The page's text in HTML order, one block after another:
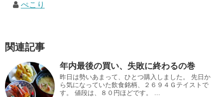
ぺこり
関連記事
年内最後の買い、失敗に終わるの巻
昨日は勢いあまって、ひとつ購入しました。 先日か
ら気になっていた飲食銘柄、２６９４Ｇテイストで
す。 値段は、８０円ほどです。 ...